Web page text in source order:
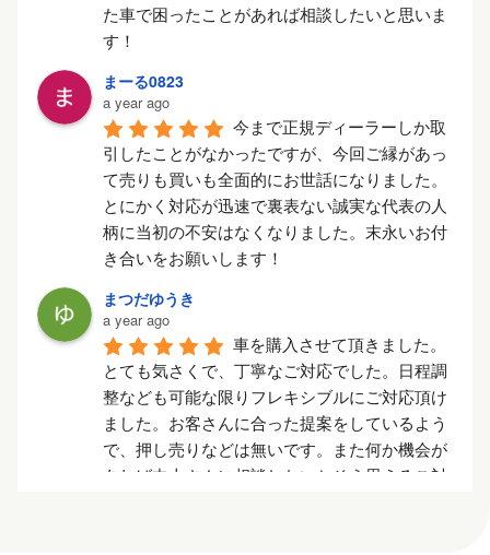
た車で困ったことがあれば相談したいと思いま
す！
まーる0823
a year ago
今まで正規ディーラーしか取
引したことがなかったですが、今回ご縁があっ
て売りも買いも全面的にお世話になりました。
とにかく対応が迅速で裏表ない誠実な代表の人
柄に当初の不安はなくなりました。末永いお付
き合いをお願いします！
まつだゆうき
a year ago
車を購入させて頂きました。
とても気さくで、丁寧なご対応でした。日程調
整なども可能な限りフレキシブルにご対応頂け
ました。お客さんに合った提案をしているよう
で、押し売りなどは無いです。また何か機会が
あれば中山さんに相談したいとそう思えるご対